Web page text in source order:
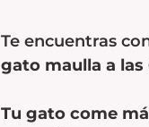
Te encuentras
gato maulla a las
Tu gato come